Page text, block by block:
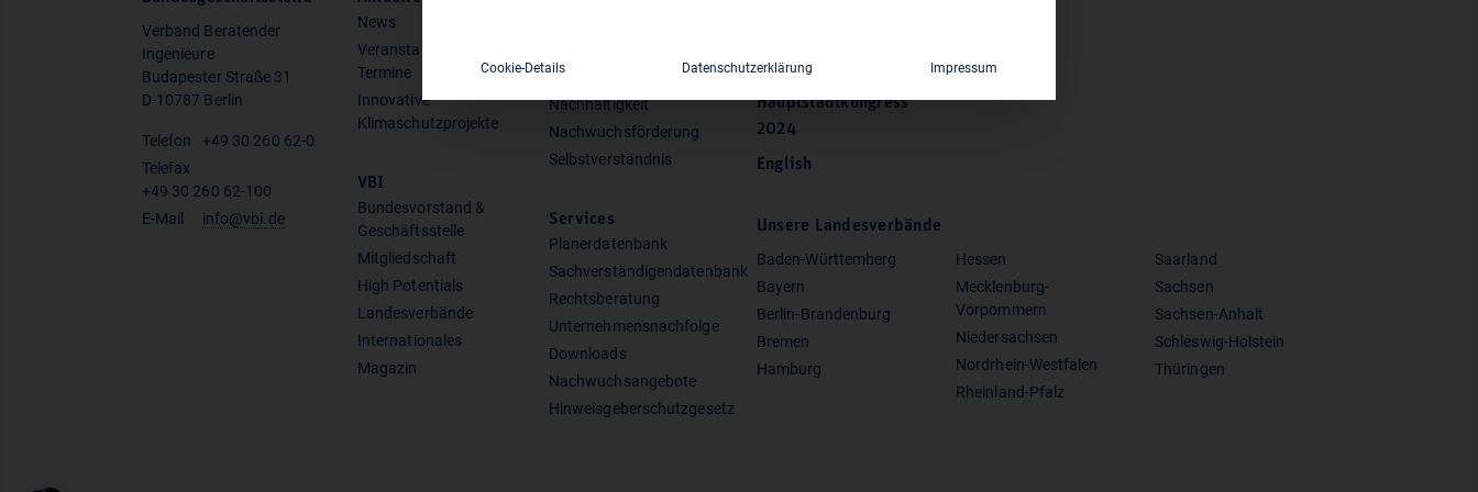
Verband Beratender
Ingenieure
Budapester Straße 31
D-10787 Berlin
Telefon
+49 30 260 62-0
Telefax
+49 30 260 62-100
E-Mail
info@vbi.de
News
Veranstaltungen &
Termine
Innovative
Klimaschutzprojekte
VBI
Bundesvorstand &
Geschäftsstelle
Mitgliedschaft
High Potentials
Landesverbände
Internationales
Magazin
Digitalisierung
Nachhaltigkeit
Nachwuchsförderung
Selbstverständnis
Services
Planerdatenbank
Sachverständigendatenbank
Rechtsberatung
Unternehmensnachfolge
Downloads
Nachwuchsangebote
Hinweisgeberschutzgesetz
Die Ausdenker
Hauptstadtkongress
2024
English
Unsere Landesverbände
Baden-Württemberg
Bayern
Berlin-Brandenburg
Bremen
Hamburg
Hessen
Mecklenburg-
Vorpommern
Niedersachsen
Nordrhein-Westfalen
Rheinland-Pfalz
Saarland
Sachsen
Sachsen-Anhalt
Schleswig-Holstein
Thüringen
Cookie-Details Datenschutzerklärung Impressum